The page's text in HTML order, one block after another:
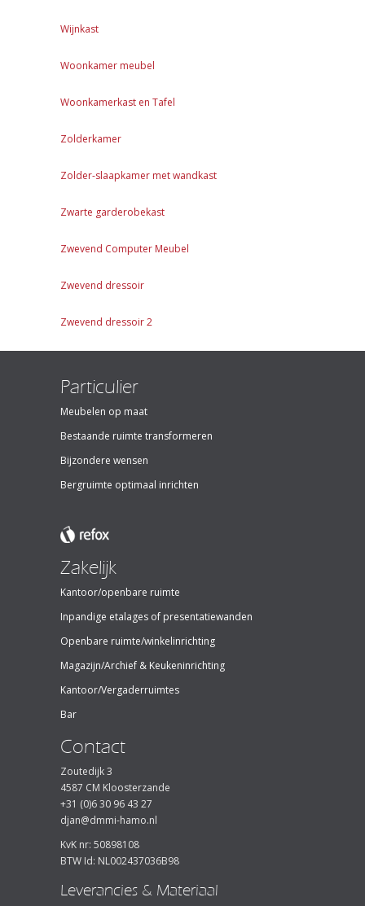
Wijnkast
Woonkamer meubel
Woonkamerkast en Tafel
Zolderkamer
Zolder-slaapkamer met wandkast
Zwarte garderobekast
Zwevend Computer Meubel
Zwevend dressoir
Zwevend dressoir 2
Particulier
Meubelen op maat
Bestaande ruimte transformeren
Bijzondere wensen
Bergruimte optimaal inrichten
Zakelijk
Kantoor/openbare ruimte
Inpandige etalages of presentatiewanden
Openbare ruimte/winkelinrichting
Magazijn/Archief & Keukeninrichting
Kantoor/Vergaderruimtes
Bar
Contact
Zoutedijk 3
4587 CM Kloosterzande
+31 (0)6 30 96 43 27
djan@dmmi-hamo.nl
KvK nr: 50898108
BTW Id: NL002437036B98
Leverancies & Materiaal